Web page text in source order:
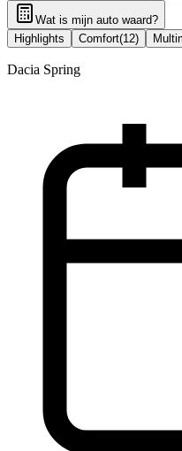
Wat is mijn auto waard?
Highlights
Comfort(12)
Dacia Spring